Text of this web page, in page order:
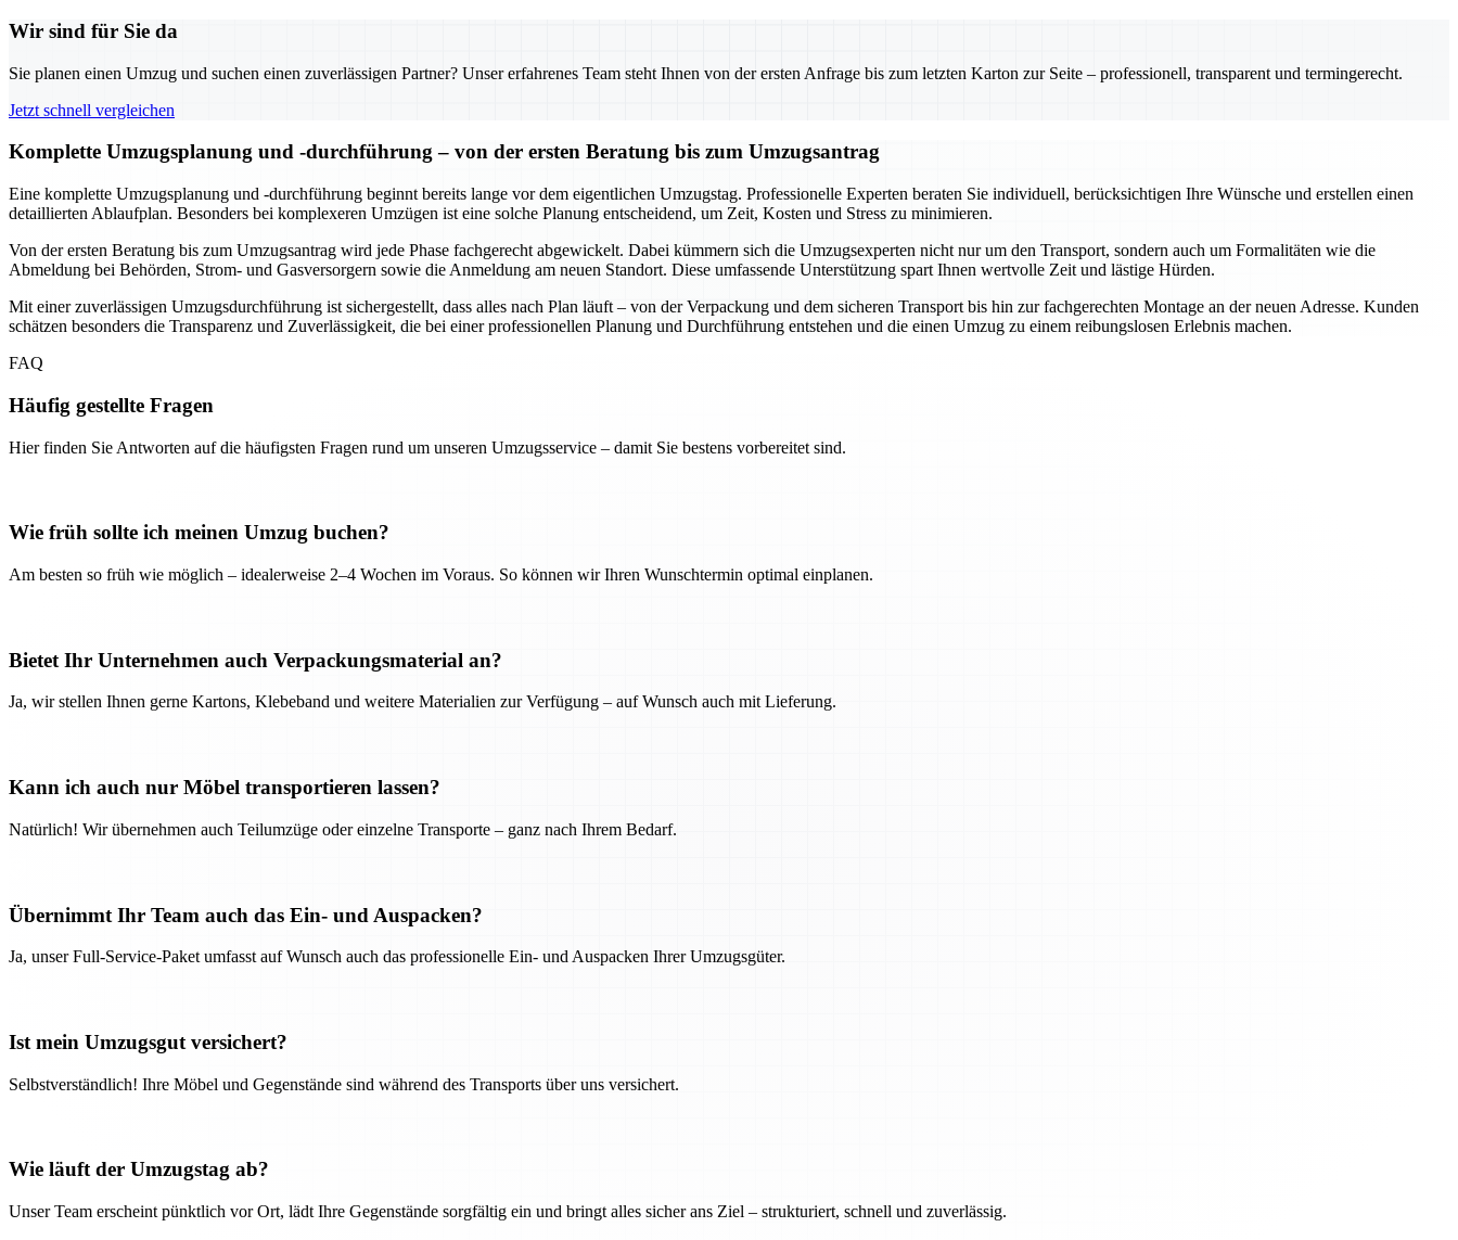
Wir sind für Sie da
Sie planen einen Umzug und suchen einen zuverlässigen Partner? Unser erfahrenes Team steht Ihnen von der ersten Anfrage bis zum letzten Karton zur Seite – professionell, transparent und termingerecht.
Jetzt schnell vergleichen
Komplette Umzugsplanung und -durchführung – von der ersten Beratung bis zum Umzugsantrag
Eine komplette Umzugsplanung und -durchführung beginnt bereits lange vor dem eigentlichen Umzugstag. Professionelle Experten beraten Sie individuell, berücksichtigen Ihre Wünsche und erstellen einen
detaillierten Ablaufplan. Besonders bei komplexeren Umzügen ist eine solche Planung entscheidend, um Zeit, Kosten und Stress zu minimieren.
Von der ersten Beratung bis zum Umzugsantrag wird jede Phase fachgerecht abgewickelt. Dabei kümmern sich die Umzugsexperten nicht nur um den Transport, sondern auch um Formalitäten wie die
Abmeldung bei Behörden, Strom- und Gasversorgern sowie die Anmeldung am neuen Standort. Diese umfassende Unterstützung spart Ihnen wertvolle Zeit und lästige Hürden.
Mit einer zuverlässigen Umzugsdurchführung ist sichergestellt, dass alles nach Plan läuft – von der Verpackung und dem sicheren Transport bis hin zur fachgerechten Montage an der neuen Adresse. Kunden
schätzen besonders die Transparenz und Zuverlässigkeit, die bei einer professionellen Planung und Durchführung entstehen und die einen Umzug zu einem reibungslosen Erlebnis machen.
FAQ
Häufig gestellte Fragen
Hier finden Sie Antworten auf die häufigsten Fragen rund um unseren Umzugsservice – damit Sie bestens vorbereitet sind.
Wie früh sollte ich meinen Umzug buchen?
Am besten so früh wie möglich – idealerweise 2–4 Wochen im Voraus. So können wir Ihren Wunschtermin optimal einplanen.
Bietet Ihr Unternehmen auch Verpackungsmaterial an?
Ja, wir stellen Ihnen gerne Kartons, Klebeband und weitere Materialien zur Verfügung – auf Wunsch auch mit Lieferung.
Kann ich auch nur Möbel transportieren lassen?
Natürlich! Wir übernehmen auch Teilumzüge oder einzelne Transporte – ganz nach Ihrem Bedarf.
Übernimmt Ihr Team auch das Ein- und Auspacken?
Ja, unser Full-Service-Paket umfasst auf Wunsch auch das professionelle Ein- und Auspacken Ihrer Umzugsgüter.
Ist mein Umzugsgut versichert?
Selbstverständlich! Ihre Möbel und Gegenstände sind während des Transports über uns versichert.
Wie läuft der Umzugstag ab?
Unser Team erscheint pünktlich vor Ort, lädt Ihre Gegenstände sorgfältig ein und bringt alles sicher ans Ziel – strukturiert, schnell und zuverlässig.